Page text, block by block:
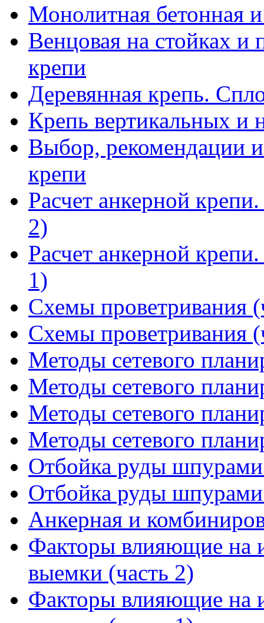
Монолитная бетонная
Венцовая на стойках и
крепи
Деревянная крепь.
Крепь вертикальных и
Выбор, рекомендации
крепи
Расчет анкерной
2)
Расчет анкерной
1)
Схемы проветривания
Схемы проветривания
Методы сетевого
Методы сетевого
Методы сетевого
Методы сетевого
Отбойка руды
Отбойка руды
Анкерная и
Факторы влияющие на
выемки (часть 2)
Факторы влияющие на